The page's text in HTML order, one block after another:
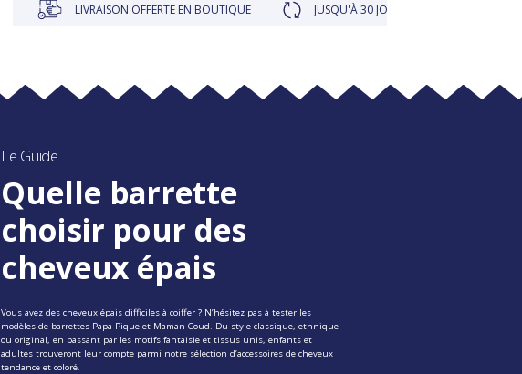
LIVRAISON OFFERTE EN BOUTIQUE JUSQU'À 30 JOURS POUR CHANGER D'AVIS
Le Guide
Quelle barrette
choisir pour des
cheveux épais
Vous avez des cheveux épais difficiles à coiffer ? N’hésitez pas à tester les
modèles de barrettes Papa Pique et Maman Coud. Du style classique, ethnique
ou original, en passant par les motifs fantaisie et tissus unis, enfants et
adultes trouveront leur compte parmi notre sélection d’accessoires de cheveux
tendance et coloré.